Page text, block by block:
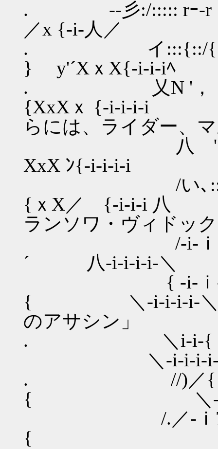
. -‐彡:/::::: r
／x {-i-人／
. イ
} y'´XｘX{-i-i-iﾍ
. 乂Ν '，
{XxXｘ {-i-i-
らには、ライダー、
八 '， { .....}
XxX ﾝ{-i-i-i-i
/い､:::;;;::::
{ｘX／ {-i-i-i
ランソワ・ヴィドッ
/-i-ｉ-{
´ 八-i-i-i-i-＼
{ -i-ｉ
{ ＼-i-i-i-i-＼
のアサシン」
. ＼i-i-
＼-i-i-i-i-
. //)／
{ ＼-i-i-
/.／-
{ )-iﾉ